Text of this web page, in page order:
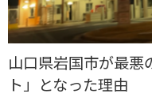
山口県岩国市が最悪
ト」となった理由